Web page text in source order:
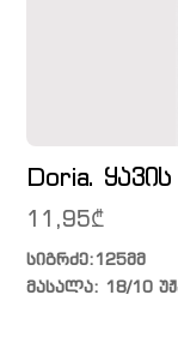
Doria.
11,95₾
სიგრძე:125მმ
მასალა: 18/10